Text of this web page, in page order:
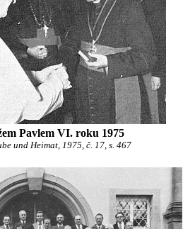
Pavlem VI. roku 1975
und Heimat, 1975, č. 17, s. 467